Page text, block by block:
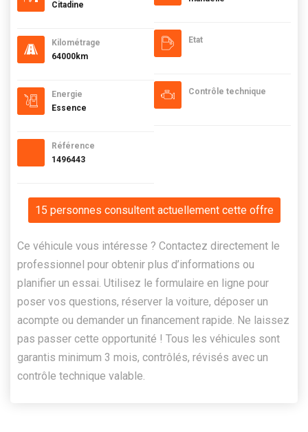
Citadine
Kilométrage
64000km
Energie
Essence
Référence
1496443
Etat
Contrôle technique
15 personnes consultent actuellement cette offre
Ce véhicule vous intéresse ? Contactez directement le
professionnel pour obtenir plus d’informations ou
planifier un essai. Utilisez le formulaire en ligne pour
poser vos questions, réserver la voiture, déposer un
acompte ou demander un financement rapide. Ne laissez
pas passer cette opportunité ! Tous les véhicules sont
garantis minimum 3 mois, contrôlés, révisés avec un
contrôle technique valable.